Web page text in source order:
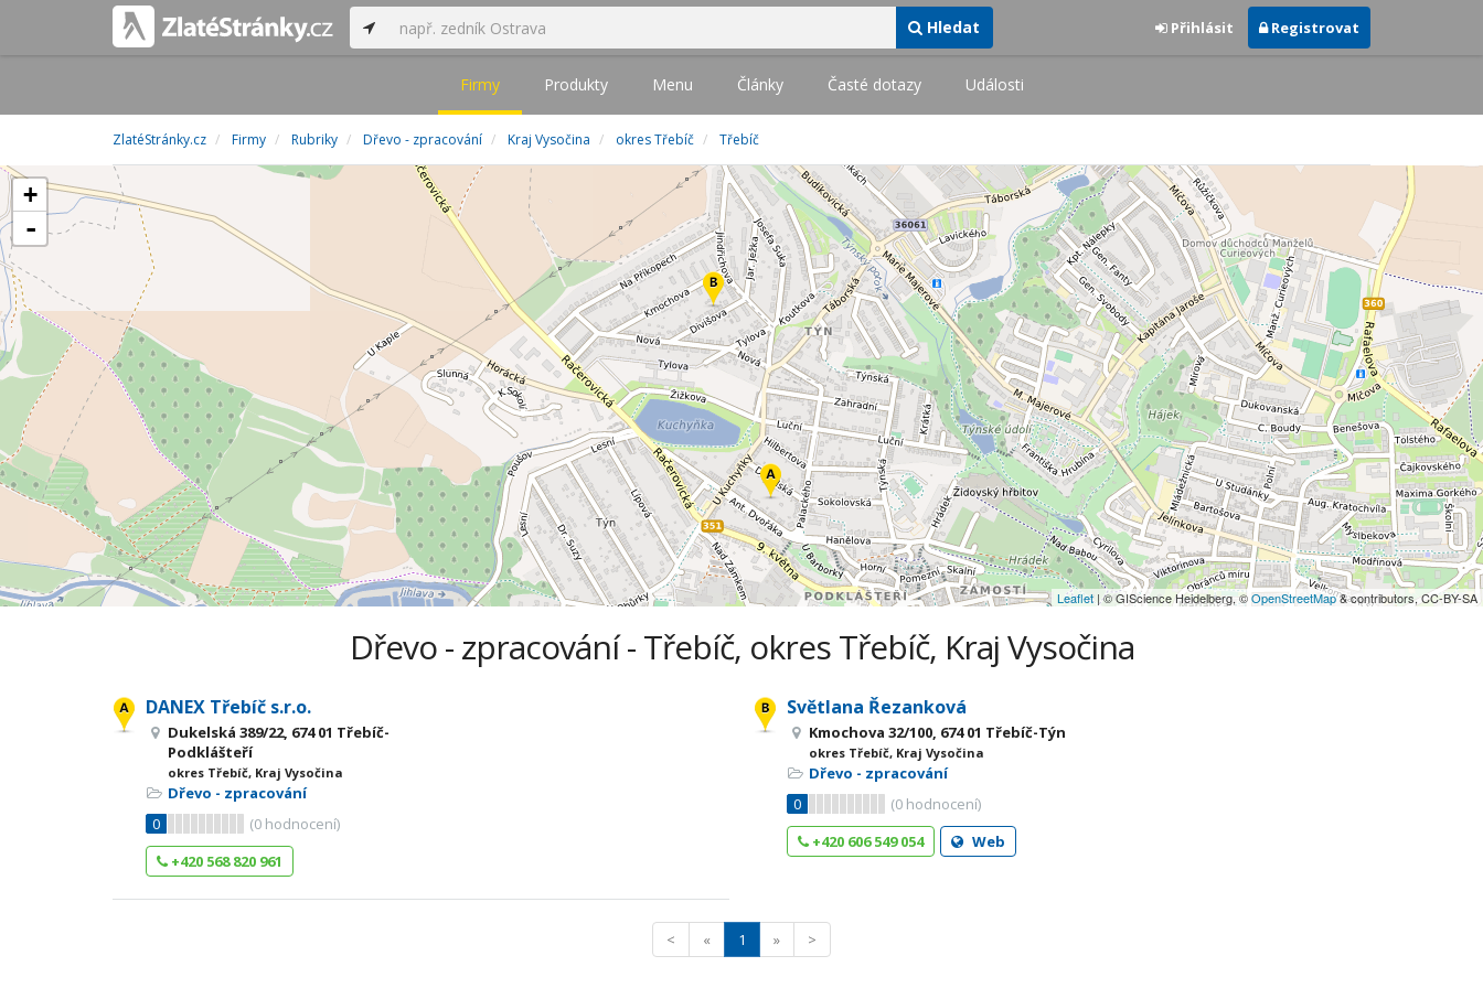
Hledat Přihlásit Registrovat
Firmy Produkty Menu Články Časté dotazy Události
ZlatéStránky.cz Firmy Rubriky Dřevo - zpracování Kraj Vysočina okres Třebíč Třebíč
+
-
Leaflet| © GIScience Heidelberg, ©OpenStreetMap& contributors, CC-BY-SA
Dřevo - zpracování - Třebíč, okres Třebíč, Kraj Vysočina
DANEX Třebíč s.r.o.
Dukelská 389/22, 674 01 Třebíč-
Podklášteří
okres Třebíč, Kraj Vysočina
Dřevo - zpracování
0
(0 hodnocení)
+420 568 820 961
Světlana Řezanková
Kmochova 32/100, 674 01 Třebíč-Týn
okres Třebíč, Kraj Vysočina
Dřevo - zpracování
0
(0 hodnocení)
+420 606 549 054
Web
< « 1 » >